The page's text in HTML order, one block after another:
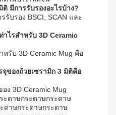
มีการรับรองอะไรบ้าง?
รับรอง BSCI, SCAN และ
ไรสําหรับ 3D Ceramic
รับ 3D Ceramic Mug คือ
จุของถ้วยเซรามิก 3 มิติคือ
ง 3D Ceramic Mug
ะดาษกระดาษกระดาษ
ดาษกระดาษกระดาษ